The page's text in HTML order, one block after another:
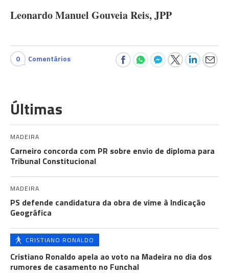
Leonardo Manuel Gouveia Reis, JPP
0 Comentários
Últimas
MADEIRA
Carneiro concorda com PR sobre envio de diploma para
Tribunal Constitucional
MADEIRA
PS defende candidatura da obra de vime à Indicação
Geográfica
CRISTIANO RONALDO
Cristiano Ronaldo apela ao voto na Madeira no dia dos
rumores de casamento no Funchal